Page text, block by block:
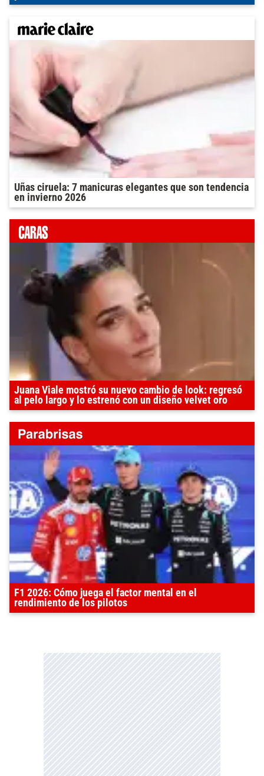
Uñas ciruela: 7 manicuras elegantes que son tendencia
en invierno 2026
Juana Viale mostró su nuevo cambio de look: regresó
al pelo largo y lo estrenó con un diseño velvet oro
F1 2026: Cómo juega el factor mental en el
rendimiento de los pilotos